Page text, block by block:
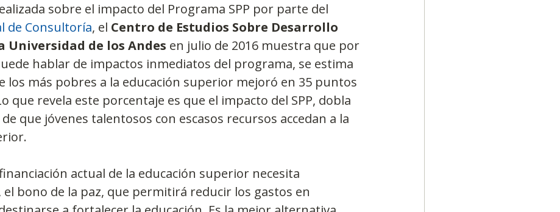
sobre el impacto del Programa SPP por parte del
de Consultoría, el Centro de Estudios Sobre Desarrollo
Universidad de los Andes en julio de 2016 muestra que por
hablar de impactos inmediatos del programa, se estima
los más pobres a la educación superior mejoró en 35 puntos
que revela este porcentaje es que el impacto del SPP, dobla
que jóvenes talentosos con escasos recursos accedan a la
actual de la educación superior necesita
bono de la paz, que permitirá reducir los gastos en